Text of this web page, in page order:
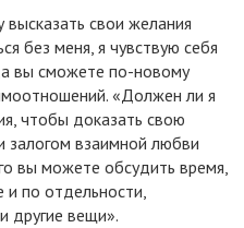
свои желания
без меня, я чувствую себя
вы сможете по-новому
«Должен ли я
чтобы доказать свою
залогом взаимной любви
вы можете обсудить время,
по отдельности,
другие вещи».